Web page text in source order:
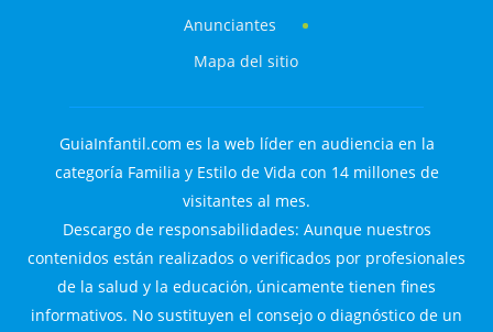
Anunciantes
Mapa del sitio
GuiaInfantil.com es la web líder en audiencia en la
categoría Familia y Estilo de Vida con 14 millones de
visitantes al mes.
Descargo de responsabilidades: Aunque nuestros
contenidos están realizados o verificados por profesionales
de la salud y la educación, únicamente tienen fines
informativos. No sustituyen el consejo o diagnóstico de un